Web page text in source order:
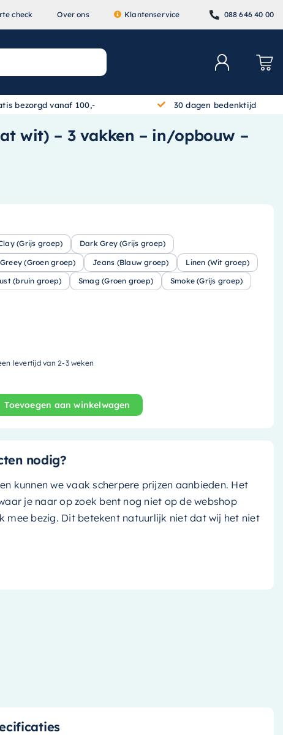
check Over ons Klantenservice 088 646 40 00
bezorgd vanaf 100,- 30 dagen bedenktijd
wit) – 3 vakken – in/opbouw –
(Grijs groep) Dark Grey (Grijs groep)
Greey (Groen groep) Jeans (Blauw groep) Linen (Wit groep)
(bruin groep) Smag (Groen groep) Smoke (Grijs groep)
levertijd van 2-3 weken
Nis - 149.5x29.5cm - solid surface - fire (rood) / talc
Toevoegen aan winkelwagen
nodig?
kunnen we vaak scherpere prijzen aanbieden. Het
je naar op zoek bent nog niet op de webshop
mee bezig. Dit betekent natuurlijk niet dat wij het niet